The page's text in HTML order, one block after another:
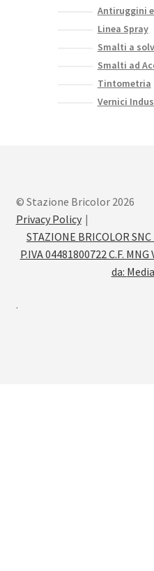
Antiruggini
Linea Spray
Smalti a
Smalti ad
Tintometria
Vernici
© Stazione Bricolor 2026
Privacy Policy
STAZIONE BRICOLOR
P.IVA 04481800722 C.F.
da:
.